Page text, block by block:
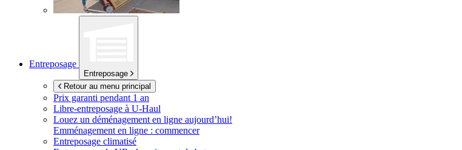
Entreposage
Entreposage
Retour au menu principal
Prix garanti pendant 1 an
Libre-entreposage à U-Haul
Louez un déménagement en ligne aujourd’hui!
Emménagement en ligne : commencer
Entreposage climatisé